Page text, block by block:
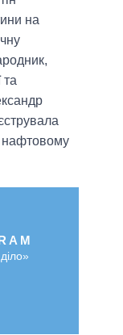
на
та
нафтовому